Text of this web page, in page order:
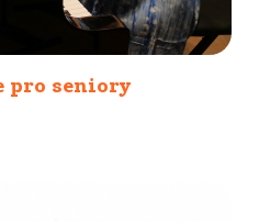
pro seniory